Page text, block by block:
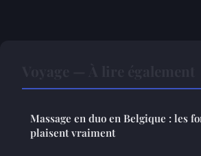
Massage en duo en Belgique : les
plaisent vraiment